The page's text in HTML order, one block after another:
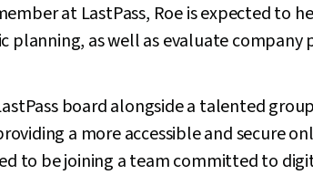
at LastPass, Roe is expected to
planning, as well as evaluate
board alongside a talented
a more accessible and secure
to be joining a team committed to